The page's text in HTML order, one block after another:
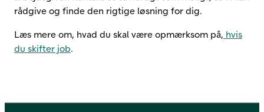
rådgive og finde den rigtige løsning for dig.
Læs mere om, hvad du skal være opmærksom på, hvis
du skifter job.